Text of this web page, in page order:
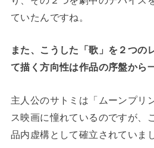
ていたんですね。
また、こうした「歌」を２つの
て描く方向性は作品の序盤から
主人公のサトミは「ムーンプリ
ス映画に憧れているのですが、
品内虚構として確立されていま